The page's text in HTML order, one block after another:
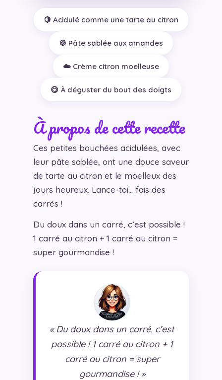
🍋 Acidulé comme une tarte au citron
🍪 Pâte sablée aux amandes
☁️ Crème citron moelleuse
😋 À déguster du bout des doigts
À propos de cette recette
Ces petites bouchées acidulées, avec
leur pâte sablée, ont une douce saveur
de tarte au citron et le moelleux des
jours heureux. Lance-toi… fais des
carrés !
Du doux dans un carré, c’est possible !
1 carré au citron + 1 carré au citron =
super gourmandise !
« Du doux dans un carré, c’est
possible ! 1 carré au citron + 1
carré au citron = super
gourmandise ! »